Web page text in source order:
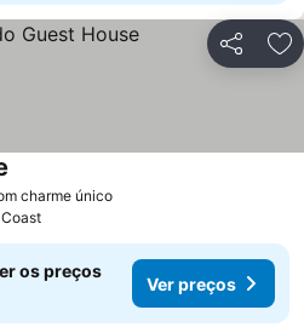
Partilhar
charme único
os preços
Ver preços